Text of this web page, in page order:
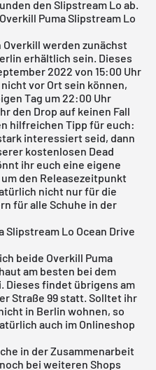
den Slipstream Lo ab.
Puma Slipstream Lo
Overkill werden zunächst
erhältlich sein. Dieses
2022 von 15:00 Uhr
vor Ort sein können,
Tag um 22:00 Uhr
den Drop auf keinen Fall
hilfreichen Tipp für euch:
interessiert seid, dann
kostenlosen Dead
ihr euch eine eigene
den Releasezeitpunkt
nicht nur für die
für alle Schuhe in der
Slipstream Lo Ocean Drive
beide Overkill Puma
am besten bei dem
Dieses findet übrigens am
Straße 99 statt. Solltet ihr
in Berlin wohnen, so
auch im Onlineshop
in der Zusammenarbeit
bei weiteren Shops